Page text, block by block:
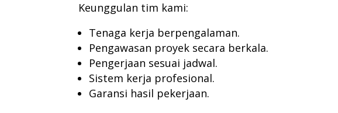
Keunggulan tim kami:
Tenaga kerja berpengalaman.
Pengawasan proyek secara berkala.
Pengerjaan sesuai jadwal.
Sistem kerja profesional.
Garansi hasil pekerjaan.